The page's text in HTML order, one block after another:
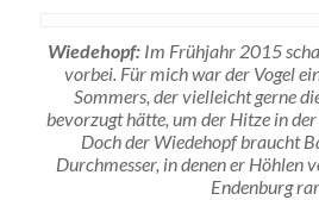
Wiedehopf:Im Frühjahr 2015
vorbei. Für mich war der Vogel
Sommers, der vielleicht gerne
bevorzugt hätte, um der Hitze in
Doch der Wiedehopf braucht
Durchmesser, in denen er Höhlen
Endenburg